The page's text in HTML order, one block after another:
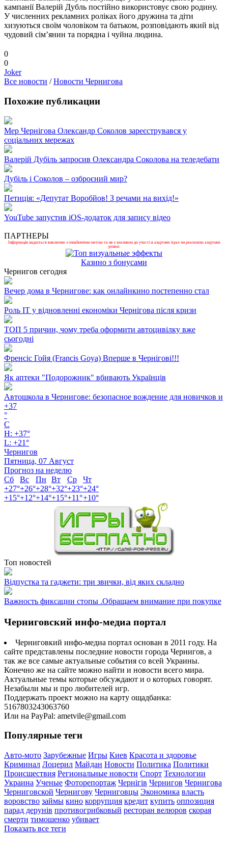
кампанії Валерій Дубль постійно використовує свою родину.
У численних рекламних роліках його дружина та діти
хизуються своїм чоловіком та батьком, розповідають який від
чудовий сім’янин та порядна і чуйна людина.
0
0
Joker
Все новости /Новости Чернигова
Похожие публикации
Мер Чернігова Олександр Соколов зареєструвався у
соціальних мережах
Валерій Дубіль запросив Олександра Соколова на теледебати
Дубіль і Соколов – озброєний мир?
Петиція: «Депутат Воробйов! З речами на вихід!»
YouTube запустив iOS-додаток для запису відео
ПАРТНЕРЫ
Інформація надається виключно з ознайомчою метою та не є закликом до участі в азартних іграх чи рекламою азартних
розваг.
Казино з бонусами
Чернигов сегодня
Вечер дома в Чернигове: как онлайнкино постепенно стал
Роль ІТ у відновленні економіки Чернігова після кризи
ТОП 5 причин, чому треба оформити автоцивілку вже
сьогодні
Френсіс Гойя (Francis Goya) Вперше в Чернігові!!!
Як аптеки "Подорожник" вбивають Українців
Автошкола в Чернигове: безопасное вождение для новичков и
+37
°
C
H: +37°
L: +21°
Чернигов
Пятница, 07 Август
Прогноз на неделю
Сб
Вс Пн Вт Ср
Чт
+27°+26°+28°+32°+23°+24°
+15°+12°+14°+15°+11°+10°
Топ новостей
Відпустка та гаджети: три звички, від яких складно
Важность фиксации стопы .Обращаем внимание при покупке
Черниговский инфо-медиа портал
Черниговкий инфо-медиа портал основан в 2011 году. На
сайте представлены последние новости города Чернигов, а
так же все самые актуальные события со всей Украины.
Конечно же на сайте можно найти и новости всего мира.
Актуальные темы которые обсуждают и о которых говорят.
Незабыли мы и про любителей игр.
Поддержать проект можно на карту ощадбанка:
5167803243063760
Или на PayPal: ametvile@gmail.com
Популярные теги
Авто-мото Зарубежные Игры Киев Красота и здоровье
Криминал Лоцерил Майдан Новости Политика Политики
Происшествия Региональные новости Спорт Технологии
Украина Ученые Фоторепортаж Чернігів Чернигов Чернигова
Черниговской Чернигову Черниговцы Экономика власть
воровство займы кино коррупция кредит купить оппозиция
парад дерунів противогрибковый ресторан велюров скорая
смерти тимошенко убивает
Показать все теги